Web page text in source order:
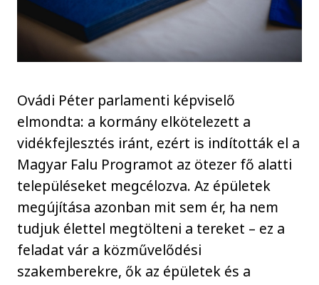
Ovádi Péter parlamenti képviselő
elmondta: a kormány elkötelezett a
vidékfejlesztés iránt, ezért is indították el a
Magyar Falu Programot az ötezer fő alatti
településeket megcélozva. Az épületek
megújítása azonban mit sem ér, ha nem
tudjuk élettel megtölteni a tereket – ez a
feladat vár a közművelődési
szakemberekre, ők az épületek és a